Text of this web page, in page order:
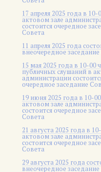
17 апреля 2025 года в 10-
актовом зале
состоится очередное
Совета
11 апреля 2025 года
внеочередное
15 мая 2025 года в 10-00
публичных слушаний в
администрации
очередное заседание
19 июня 2025 года в 10-
актовом зале
состоится очередное
Совета
21 августа 2025 года в
актовом зале
состоится очередное
Совета
29 августа 2025 года
внеочередное